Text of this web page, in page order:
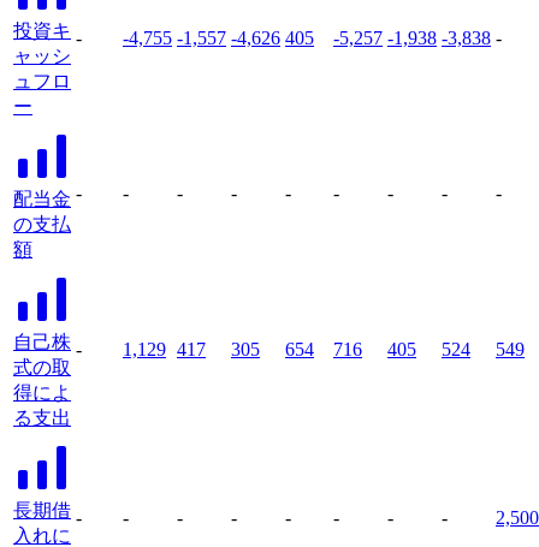
投資キ
ャッシ
ュフロ
ー
- -4,755 -1,557 -4,626 405 -5,257 -1,938 -3,838 -
配当金
の支払
額
- - - - - - - - -
自己株
式の取
得によ
る支出
- 1,129 417 305 654 716 405 524 549
長期借
入れに
- - - - - - - - 2,500